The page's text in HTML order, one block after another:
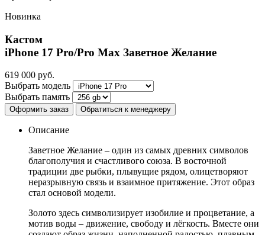
Новинка
Кастом
iPhone 17 Pro/Pro Max Заветное Желание
619 000 руб.
Выбрать модель
Выбрать память
Оформить заказ Обратиться к менеджеру
Описание
Заветное Желание – один из самых древних символов
благополучия и счастливого союза. В восточной
традиции две рыбки, плывущие рядом, олицетворяют
неразрывную связь и взаимное притяжение. Этот образ
стал основой модели.
Золото здесь символизирует изобилие и процветание, а
мотив воды – движение, свободу и лёгкость. Вместе они